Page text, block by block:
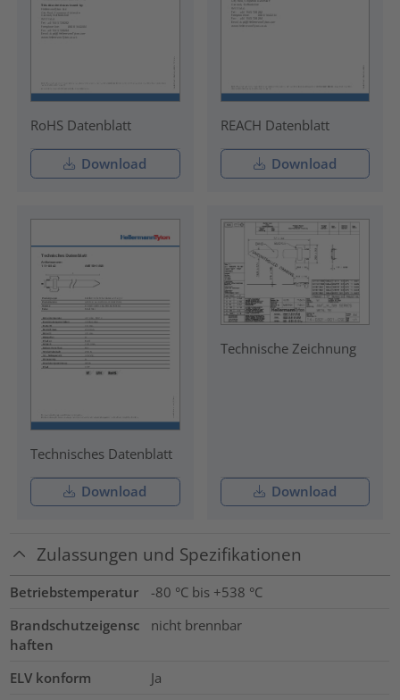
RoHS Datenblatt
Download
REACH Datenblatt
Download
Technisches Datenblatt
Download
Technische Zeichnung
Download
Zulassungen und Spezifikationen
Betriebstemperatur
-80 °C bis +538 °C
Brandschutzeigensc
haften
nicht brennbar
ELV konform
Ja